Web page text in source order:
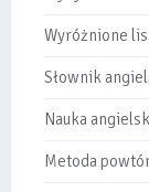
Wyróżnione
Słownik
Nauka
Metoda